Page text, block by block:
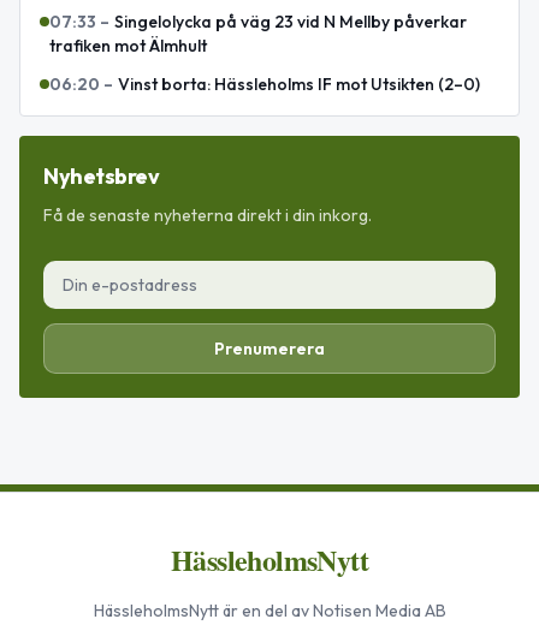
07:33 – Singelolycka på väg 23 vid N Mellby påverkar
trafiken mot Älmhult
06:20 – Vinst borta: Hässleholms IF mot Utsikten (2–0)
Nyhetsbrev
Få de senaste nyheterna direkt i din inkorg.
Prenumerera
HässleholmsNytt
HässleholmsNyttär en del av Notisen Media AB